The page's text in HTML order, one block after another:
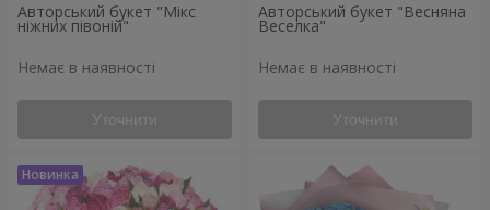
Авторський букет "Мікс
ніжних півоній"
Немає в наявності
Уточнити
Авторський букет "Весняна
Веселка"
Немає в наявності
Уточнити